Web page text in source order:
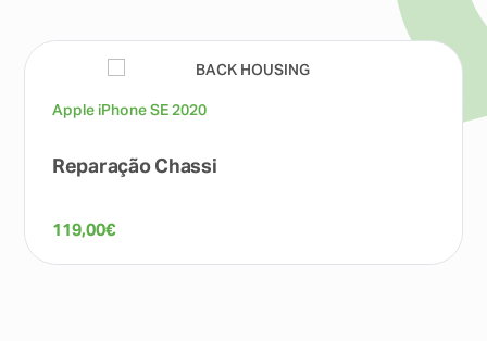
Apple iPhone SE 2020
Reparação Chassi
119,00€